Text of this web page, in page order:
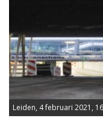
Leiden, 4 februari 2021,